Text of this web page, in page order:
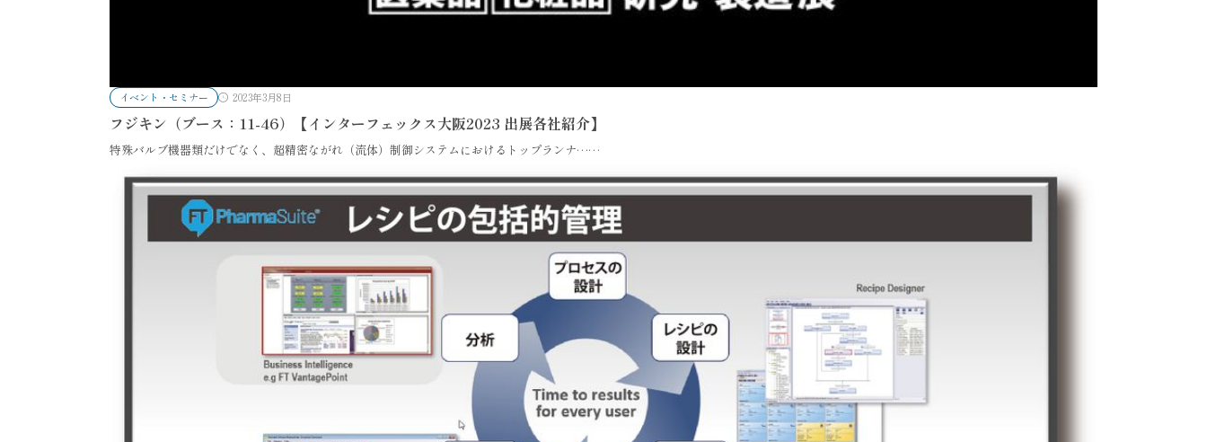
イベント・セミナー 2023年3月8日
フジキン（ブース：11-46）【インターフェックス大阪2023 出展各社紹介】
特殊バルブ機器類だけでなく、超精密ながれ（流体）制御システムにおけるトップランナ……